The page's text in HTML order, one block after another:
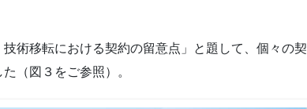
術移転における契約の留意点」と題して、個々の契
（図３をご参照）。